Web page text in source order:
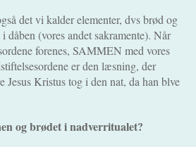
det vi kalder elementer, dvs brød og
dåben (vores andet sakramente). Når
forenes, SAMMEN med vores
er den læsning, der
Jesus Kristus tog i den nat, da han blve
og brødet i nadverritualet?